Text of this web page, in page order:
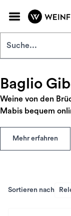
Baglio
Weine von den
Mabis bequem
Mehr erfahren
Sortieren nach